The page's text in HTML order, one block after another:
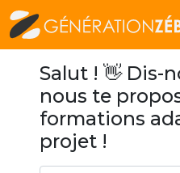
Salut ! 👋 Dis-
nous te
formations
projet !